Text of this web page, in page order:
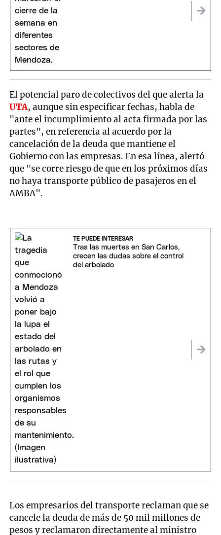
El potencial paro de colectivos del que alerta la
UTA, aunque sin especificar fechas, habla de
"ante el incumplimiento al acta firmada por las
partes", en referencia al acuerdo por la
cancelación de la deuda que mantiene el
Gobierno con las empresas. En esa línea, alertó
que "se corre riesgo de que en los próximos días
no haya transporte público de pasajeros en el
AMBA".
TE PUEDE INTERESAR
Tras las muertes en San Carlos,
crecen las dudas sobre el control
del arbolado
Los empresarios del transporte reclaman que se
cancele la deuda de más de 50 mil millones de
pesos y reclamaron directamente al ministro